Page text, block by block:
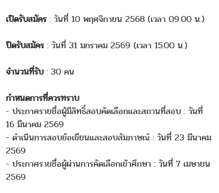
เปิดรับสมัคร: วันที่ 10 พฤศจิกายน 2568 (เวลา 09.00 น.)
ปิดรับสมัคร: วันที่ 31 มกราคม 2569 (เวลา 15.00 น.)
จำนวนที่รับ: 30 คน
กำหนดการที่ควรทราบ
- ประกาศรายชื่อผู้มีสิทธิ์สอบคัดเลือกและสถานที่สอบ : วันที่
16 มีนาคม 2569
- ดำเนินการสอบข้อเขียนและสอบสัมภาษณ์ : วันที่ 23 มีนาคม
2569
- ประกาศรายชื่อผู้ผ่านการคัดเลือกเข้าศึกษา : วันที่ 7 เมษายน
2569